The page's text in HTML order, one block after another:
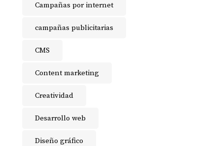
Campañas por internet
campañas publicitarias
CMS
Content marketing
Creatividad
Desarrollo web
Diseño gráfico